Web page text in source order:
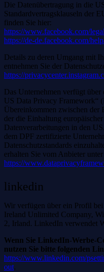
Die Datenübertragung in die
Standardvertragsklauseln der
finden Sie hier:
https://www.facebook.com/
https://de-de.facebook.com/
Details zu deren Umgang mit
entnehmen Sie der
https://
Das Unternehmen verfügt
US Data Privacy Framework“
Übereinkommen zwischen der
der die Einhaltung
Datenverarbeitungen in den
dem DPF zertifizierte
Datenschutzstandards
erhalten Sie vom Anbieter
https://
linkedin
Wir verfügen über ein Profil
Ireland Unlimited Company,
2, Irland. LinkedIn verwendet
Wenn Sie LinkedIn-Werbe-
nutzen Sie bitte folgenden
https://www.linkedin.com/
out.